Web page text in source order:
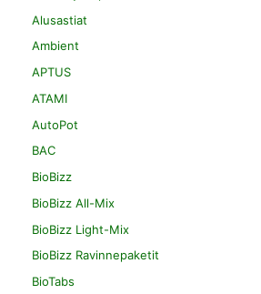
Alusastiat
Ambient
APTUS
ATAMI
AutoPot
BAC
BioBizz
BioBizz All-Mix
BioBizz Light-Mix
BioBizz Ravinnepaketit
BioTabs